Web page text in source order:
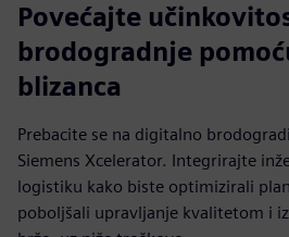
Povećajte
brodogradnje
blizanca
Prebacite se na digitalno
Siemens Xcelerator. Integrirajte
logistiku kako biste optimizirali
poboljšali upravljanje kvalitetom i